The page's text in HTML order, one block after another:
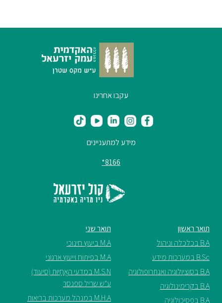
עקבו אחרינו
מידע למתעניינים
8166*
תואר ראשון
B.A בכלכלה וניהול
B.Sc במערכות מידע
B.A בסוציולוגיה ואנתרופולוגיה
B.A בקרימינולוגיה
B.A בפסיכולוגיה
תואר שני
M.A ביעוץ חינוכי
M.A בפיתוח וייעוץ ארגוני
M.S.N במדעי האֲחָיוּת (סיעוד)
ע"ש שריל ספנסר
M.H.A במנהל מערכות בריאות